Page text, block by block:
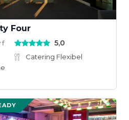
Four
5,0
Catering Flexibel